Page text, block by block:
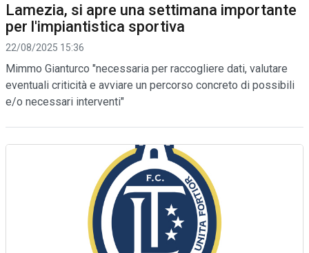
Lamezia, si apre una settimana importante
per l'impiantistica sportiva
22/08/2025 15:36
Mimmo Gianturco "necessaria per raccogliere dati, valutare
eventuali criticità e avviare un percorso concreto di possibili
e/o necessari interventi"